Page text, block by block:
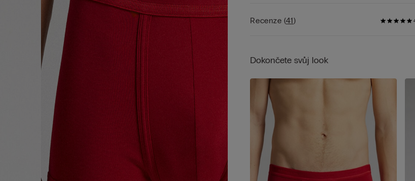
Recenze(41)
Dokončete svůj look